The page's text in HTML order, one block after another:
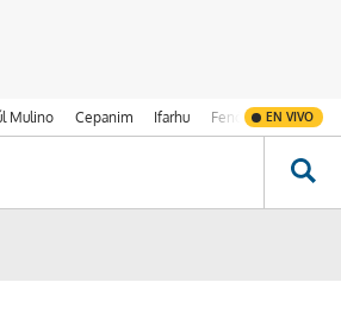
Mulino Cepanim Ifarhu Fenómeno de El
EN VIVO